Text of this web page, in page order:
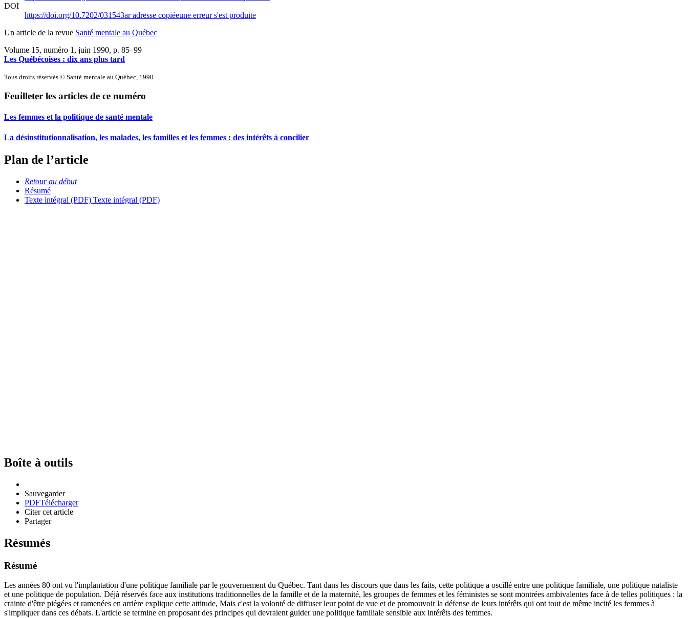
DOI
https://doi.org/10.7202/031543aradresse copiéeune erreur s'est produite
Un article de la revue Santé mentale au Québec
Volume 15, numéro 1, juin 1990, p. 85–99
Les Québécoises : dix ans plus tard
Tous droits réservés © Santé mentale au Québec, 1990
Feuilleter les articles de ce numéro
Les femmes et la politique de santé mentale
La désinstitutionnalisation, les malades, les familles et les femmes : des intérêts à concilier
Plan de l’article
Retour au début
Résumé
Texte intégral (PDF) Texte intégral (PDF)
Boîte à outils
Sauvegarder
PDFTélécharger
Citer cet article
Partager
Résumés
Résumé
Les années 80 ont vu l'implantation d'une politique familiale par le gouvernement du Québec. Tant dans les discours que dans les faits, cette politique a oscillé entre une politique familiale, une politique nataliste
et une politique de population. Déjà réservés face aux institutions traditionnelles de la famille et de la maternité, les groupes de femmes et les féministes se sont montrées ambivalentes face à de telles politiques : la
crainte d'être piégées et ramenées en arrière explique cette attitude, Mais c'est la volonté de diffuser leur point de vue et de promouvoir la défense de leurs intérêts qui ont tout de même incité les femmes à
s'impliquer dans ces débats. L'article se termine en proposant des principes qui devraient guider une politique familiale sensible aux intérêts des femmes.